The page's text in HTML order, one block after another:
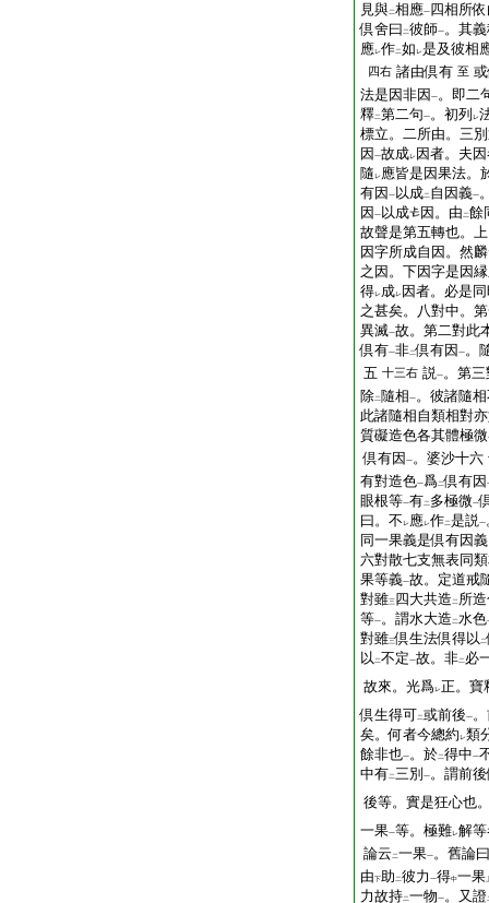
見與二相應一四相所
倶舍曰 二彼師一。其
應レ作二如 レ是及彼相
四右 諸由倶有 至
法是因非因 一。即二
釋二第二句一。初列 レ
標立。二所由。三
因 一故成レ 因者。夫
隨 レ應皆是因果法。
有因 一 以成二 自因義一
因 一 以成 因。由 二餘
故聲是第五轉也。
因字所成自因。然
之因。下因字是因
得レ成レ 因者。必是
之甚矣。八對中。
異滅一故。第二對此
倶有一非二倶有因 一。
五 十三右 説一。第
除二 隨相一。彼諸隨
此諸隨相自類相對
質礙造色各其體極
倶有因 一。婆沙十六
有對造色一爲二倶有因
眼根等一有二 多極微一
曰。不 レ應レ作二是説一
同一果義是倶有因
六對散七支無表同
果等義一故。定道戒
對雖三四大共造 二 所
等一。謂水大造 二水色
對雖三倶生法倶得以 二
以 二不定一故。非二 必
故來。光爲レ正。寶
倶生得可二或前後一
矣。何者今總約 レ類
餘非也一。於二得中一
中有二三別 一。謂前
後等。實是狂心也
一果一等。極難レ解
論云 二一果一。舊論曰
由下助 二彼力 一得中一果
力故持二一物一。又證